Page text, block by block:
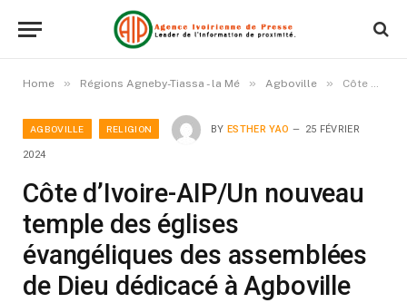
Home » Régions Agneby-Tiassa - la Mé » Agboville » Côte d’Ivoire-AIP/Un nouveau temple des églises évangéliques des assemblées de Dieu dédicacé à Agboville
AGBOVILLE RELIGION BY ESTHER YAO 25 FÉVRIER
2024
Côte d’Ivoire-AIP/Un nouveau
temple des églises
évangéliques des assemblées
de Dieu dédicacé à Agboville